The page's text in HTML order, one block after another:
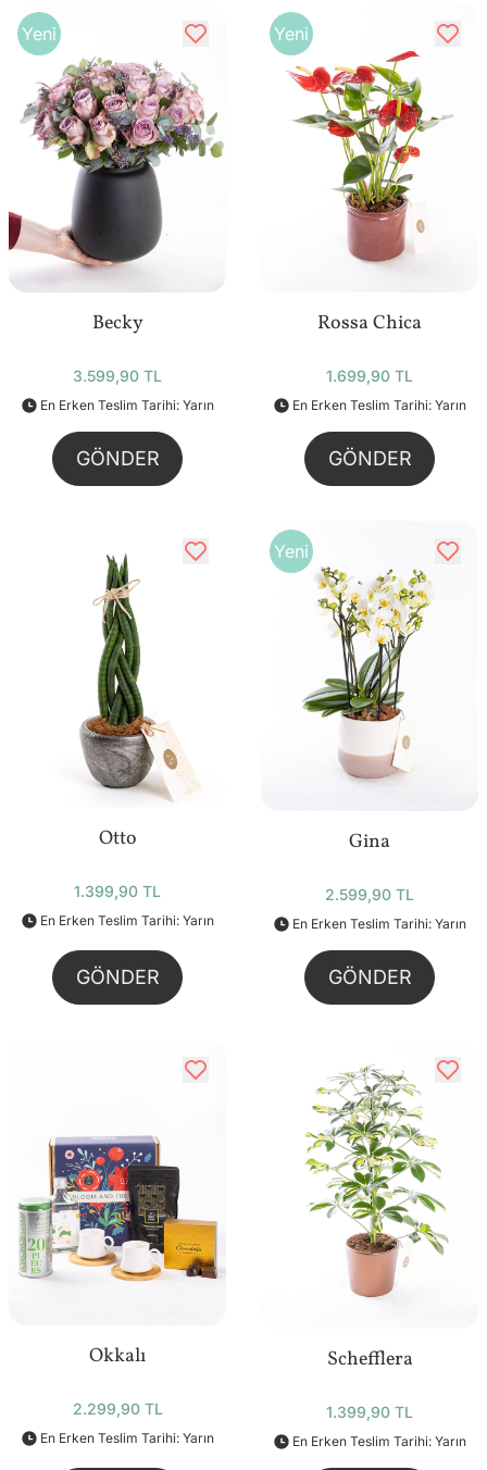
Yeni
Becky
3.599,90 TL
En Erken Teslim Tarihi: Yarın
GÖNDER
Yeni
Rossa Chica
1.699,90 TL
En Erken Teslim Tarihi: Yarın
GÖNDER
Otto
1.399,90 TL
En Erken Teslim Tarihi: Yarın
GÖNDER
Yeni
Gina
2.599,90 TL
En Erken Teslim Tarihi: Yarın
GÖNDER
Okkalı
2.299,90 TL
En Erken Teslim Tarihi: Yarın
Schefflera
1.399,90 TL
En Erken Teslim Tarihi: Yarın